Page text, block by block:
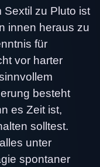
Sextil zu Pluto ist
innen heraus zu
für
vor harter
besteht
es Zeit ist,
solltest.
unter
spontaner